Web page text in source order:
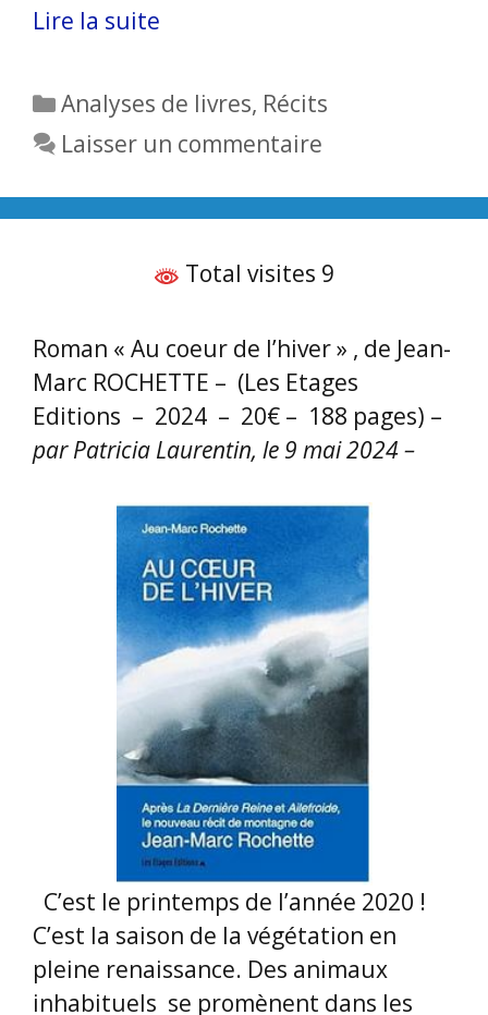
Lire la suite
Catégories
Analyses de livres, Récits
Laisser un commentaire
Total visites 9
Roman « Au coeur de l’hiver » , de Jean-
Marc ROCHETTE – (Les Etages
Editions – 2024 – 20€ – 188 pages) –
par Patricia Laurentin, le 9 mai 2024 –
C’est le printemps de l’année 2020 !
C’est la saison de la végétation en
pleine renaissance. Des animaux
inhabituels se promènent dans les